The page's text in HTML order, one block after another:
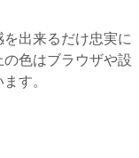
出来るだけ忠実に
色はブラウザや設
す。